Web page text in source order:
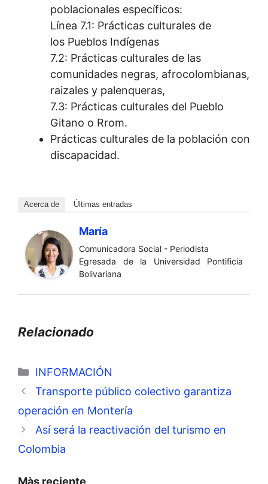
poblacionales específicos:
Línea 7.1: Prácticas culturales de
los Pueblos Indígenas
7.2: Prácticas culturales de las
comunidades negras, afrocolombianas,
raizales y palenqueras,
7.3: Prácticas culturales del Pueblo
Gitano o Rrom.
Prácticas culturales de la población con
discapacidad.
Acerca de Últimas entradas
María
Comunicadora Social - Periodista
Egresada de la Universidad Pontificia
Bolivariana
Relacionado
Categorías
INFORMACIÓN
Transporte público colectivo garantiza
operación en Montería
Así será la reactivación del turismo en
Colombia
Màs reciente